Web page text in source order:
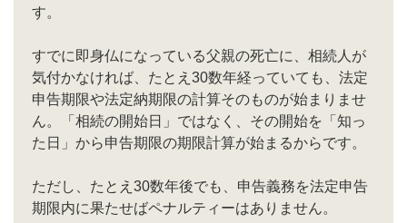
す。
すでに即身仏になっている父親の死亡に、相続人が
気付かなければ、たとえ30数年経っていても、法定
申告期限や法定納期限の計算そのものが始まりませ
ん。「相続の開始日」ではなく、その開始を「知っ
た日」から申告期限の期限計算が始まるからです。
ただし、たとえ30数年後でも、申告義務を法定申告
期限内に果たせばペナルティーはありません。